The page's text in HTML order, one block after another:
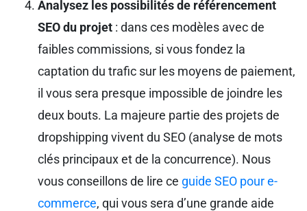
Analysez les possibilités de référencement
SEO du projet : dans ces modèles avec de
faibles commissions, si vous fondez la
captation du trafic sur les moyens de paiement,
il vous sera presque impossible de joindre les
deux bouts. La majeure partie des projets de
dropshipping vivent du SEO (analyse de mots
clés principaux et de la concurrence). Nous
vous conseillons de lire ce guide SEO pour e-
commerce, qui vous sera d’une grande aide